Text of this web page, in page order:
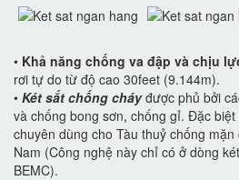
• Khả năng chống va đập và chịu
rơi tự do từ độ cao 30feet (9.144m).
• Két sắt chống cháyđược phủ bởi
và chống bong sơn, chống gỉ. Đặc
chuyên dùng cho Tàu thuỷ chống
Nam (Công nghệ này chỉ có ở dòng
BEMC).